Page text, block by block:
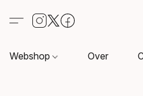
Webshop Over